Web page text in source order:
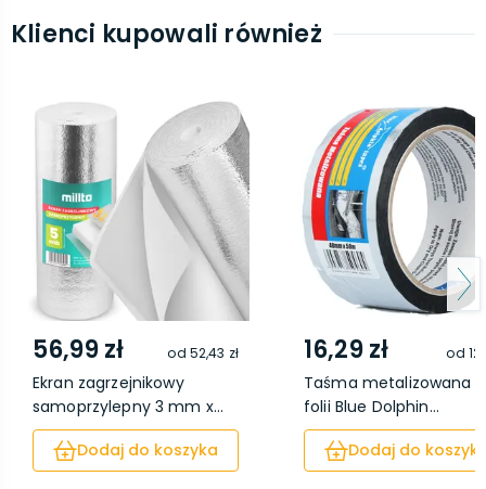
Klienci kupowali również
56,99 zł od 52,43 zł
Ekran zagrzejnikowy
samoprzylepny 3 mm x...
Dodaj do koszyka
16,29 zł od
Taśma metalizowana
folii Blue Dolphin...
Dodaj do